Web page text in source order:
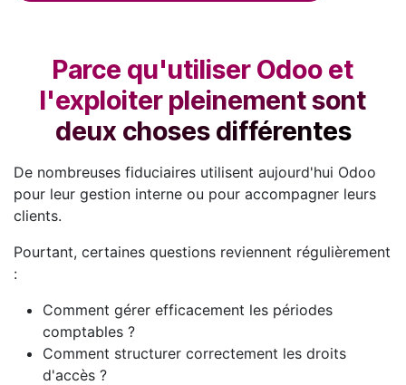
Parce qu'utiliser Odoo et
l'exploiter pleinement sont
deux choses différentes
De nombreuses fiduciaires utilisent aujourd'hui Odoo
pour leur gestion interne ou pour accompagner leurs
clients.
Pourtant, certaines questions reviennent régulièrement
:
Comment gérer efficacement les périodes
comptables ?
Comment structurer correctement les droits
d'accès ?